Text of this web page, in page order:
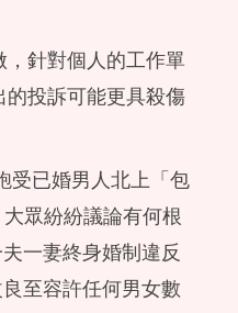
針對個人的工作單
投訴可能更具殺傷
受已婚男人北上「包
眾紛紛議論有何根
一妻終身婚制違反
至容許任何男女數